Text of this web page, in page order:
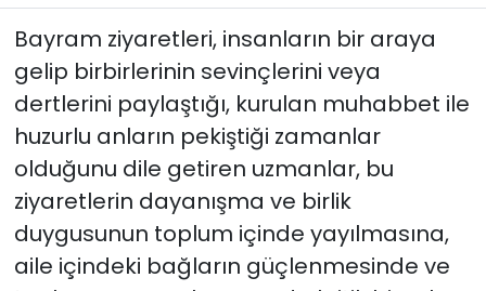
Bayram ziyaretleri, insanların bir araya
gelip birbirlerinin sevinçlerini veya
dertlerini paylaştığı, kurulan muhabbet ile
huzurlu anların pekiştiği zamanlar
olduğunu dile getiren uzmanlar, bu
ziyaretlerin dayanışma ve birlik
duygusunun toplum içinde yayılmasına,
aile içindeki bağların güçlenmesinde ve